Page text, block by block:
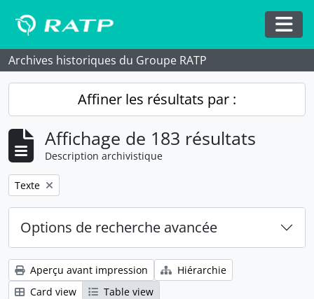
Archives historiques du Groupe RATP
Affiner les résultats par :
Affichage de 183 résultats
Description archivistique
Remove filter:
Texte
Options de recherche avancée
Aperçu avant impression
Hiérarchie
Card view
Table view